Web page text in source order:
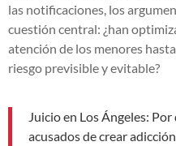
las notificaciones, los
cuestión central: ¿han
atención de los menores
riesgo previsible y evitable?
Juicio en Los Ángeles:
acusados de crear